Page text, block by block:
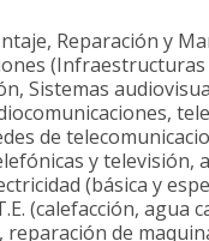
Reparación y
(Infraestructuras
Sistemas
de
y televisión,
(básica y
(calefacción, agua
reparación de